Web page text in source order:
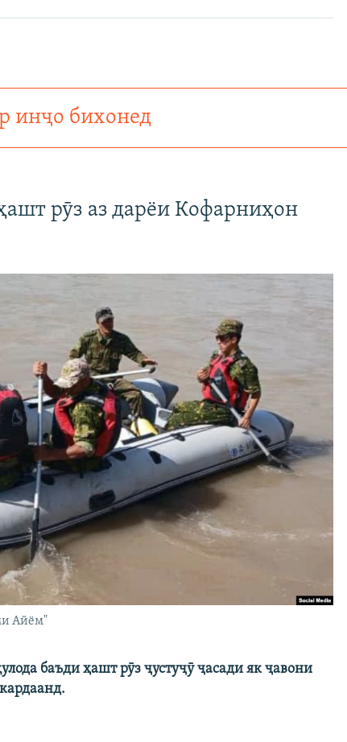
инҷо бихонед
рӯз аз дарёи Кофарниҳон
Айём"
баъди ҳашт рӯз ҷустуҷӯ ҷасади як ҷавони